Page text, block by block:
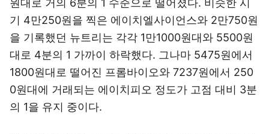
원대로 거의 6분의 1 수준으로 떨어졌다. 비슷한 시
기 4만250원을 찍은 에이치엘사이언스와 2만750원
을 기록했던 뉴트리는 각각 1만1000원대와 5500원
대로 4분의 1 가까이 하락했다. 그나마 5475원에서
1800원대로 떨어진 프롬바이오와 7237원에서 250
0원대에 거래되는 에이치피오 정도가 고점 대비 3분
의 1을 유지 중이다.